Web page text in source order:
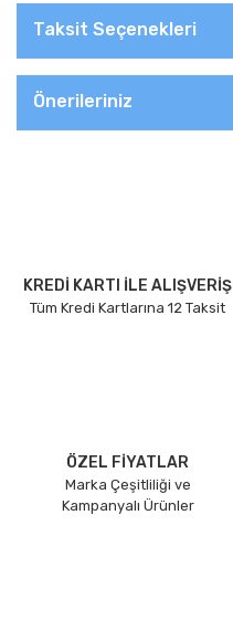
Taksit Seçenekleri
Önerileriniz
KREDİ KARTI İLE ALIŞVERİŞ
Tüm Kredi Kartlarına 12 Taksit
ÖZEL FİYATLAR
Marka Çeşitliliği ve
Kampanyalı Ürünler